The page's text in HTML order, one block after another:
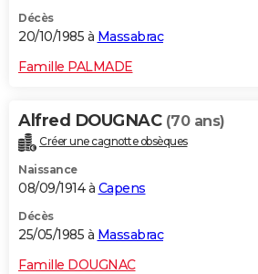
Décès
20/10/1985 à Massabrac
Famille PALMADE
Alfred DOUGNAC (70 ans)
Créer une cagnotte obsèques
Naissance
08/09/1914 à Capens
Décès
25/05/1985 à Massabrac
Famille DOUGNAC